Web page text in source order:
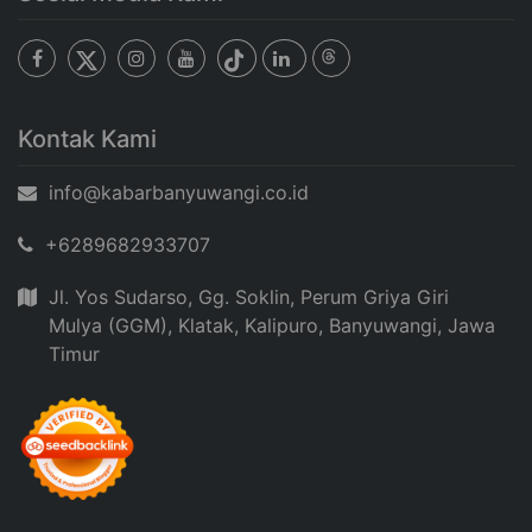
Kontak Kami
info@kabarbanyuwangi.co.id
+6289682933707
Jl. Yos Sudarso, Gg. Soklin, Perum Griya Giri
Mulya (GGM), Klatak, Kalipuro, Banyuwangi, Jawa
Timur